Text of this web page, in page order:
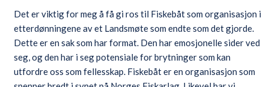
Det er viktig for meg å få gi ros til Fiskebåt som organisasjon i
etterdønningene av et Landsmøte som endte som det gjorde.
Dette er en sak som har format. Den har emosjonelle sider ved
seg, og den har i seg potensiale for brytninger som kan
utfordre oss som fellesskap. Fiskebåt er en organisasjon som